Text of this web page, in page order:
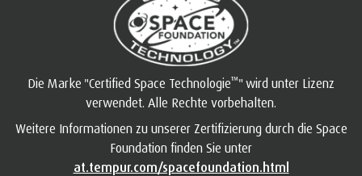
Die Marke "Certified Space Technologie™" wird unter Lizenz
verwendet. Alle Rechte vorbehalten.
Weitere Informationen zu unserer Zertifizierung durch die Space
Foundation finden Sie unter
at.tempur.com/spacefoundation.html